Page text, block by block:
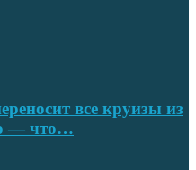
все круизы из
— что…